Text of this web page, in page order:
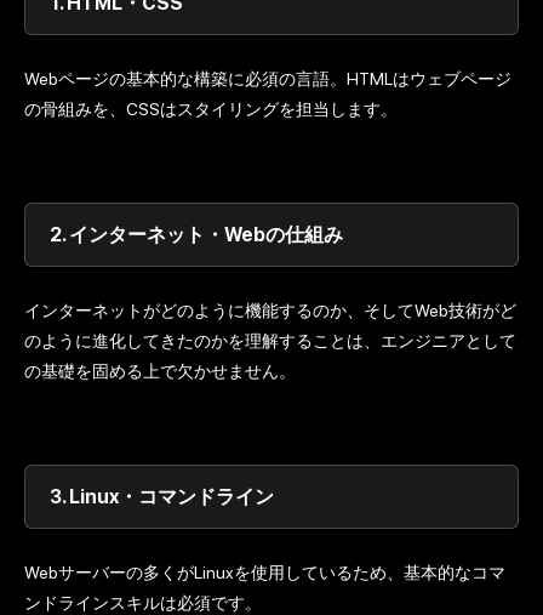
Webページの基本的な構築に必須の言語。HTMLはウェブページ
の骨組みを、CSSはスタイリングを担当します。
2.インターネット・Webの仕組み
インターネットがどのように機能するのか、そしてWeb技術がど
のように進化してきたのかを理解することは、エンジニアとして
の基礎を固める上で欠かせません。
3.Linux・コマンドライン
Webサーバーの多くがLinuxを使用しているため、基本的なコマ
ンドラインスキルは必須です。